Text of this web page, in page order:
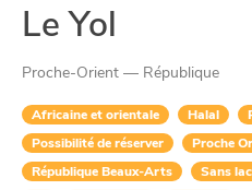
Le Yol
Proche-Orient — République
Africaine et orientale Halal
Possibilité de réserver
Proche
République Beaux-Arts
Sans